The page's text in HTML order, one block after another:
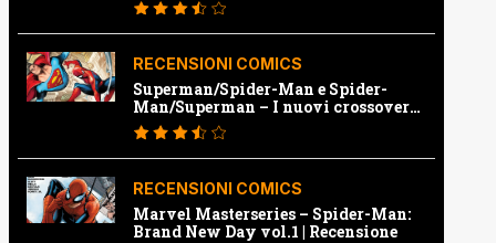
RECENSIONI COMICS
Superman/Spider-Man e Spider-
Man/Superman – I nuovi crossover
Marvel e Dc | Recensione
RECENSIONI COMICS
Marvel Masterseries – Spider-Man:
Brand New Day vol.1 | Recensione